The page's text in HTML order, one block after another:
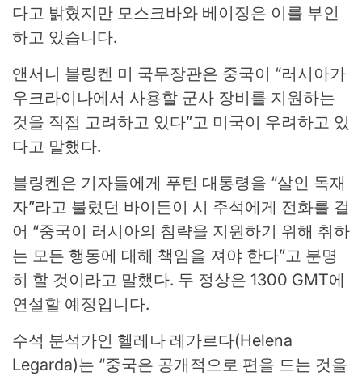
다고 밝혔지만 모스크바와 베이징은 이를 부인
하고 있습니다.
앤서니 블링켄 미 국무장관은 중국이 “러시아가
우크라이나에서 사용할 군사 장비를 지원하는
것을 직접 고려하고 있다”고 미국이 우려하고 있
다고 말했다.
블링켄은 기자들에게 푸틴 대통령을 “살인 독재
자”라고 불렀던 바이든이 시 주석에게 전화를 걸
어 “중국이 러시아의 침략을 지원하기 위해 취하
는 모든 행동에 대해 책임을 져야 한다”고 분명
히 할 것이라고 말했다. 두 정상은 1300 GMT에
연설할 예정입니다.
수석 분석가인 헬레나 레가르다(Helena
Legarda)는 “중국은 공개적으로 편을 드는 것을